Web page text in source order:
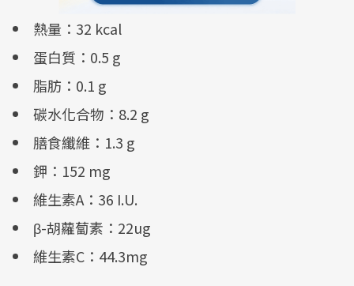
熱量：32 kcal
蛋白質：0.5 g
脂肪：0.1 g
碳水化合物：8.2 g
膳食纖維：1.3 g
鉀：152 mg
維生素A：36 I.U.
β-胡蘿蔔素：22ug
維生素C：44.3mg